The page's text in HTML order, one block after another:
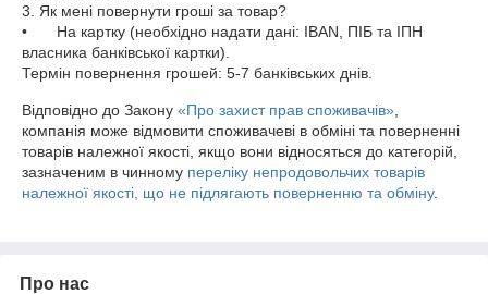
3. Як мені повернути гроші за товар?
•	На картку (необхідно надати дані: IBAN, ПІБ та ІПН
власника банківської картки).
Відповідно до Закону «Про захист прав споживачів»
компанія може відмовити споживачеві в обміні та поверненні
товарів належної якості, якщо вони відносяться до категорій,
зазначеним в чинному переліку непродовольчих товарів
належної якості, що не підлягають поверненню та обміну.
Про нас